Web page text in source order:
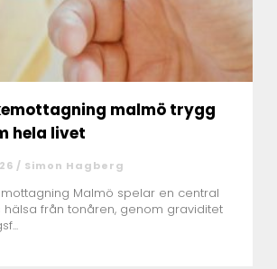
malmö trygg
hela livet
/ Simon Hagberg
Malmö spelar en central
hälsa från tonåren, genom graviditet